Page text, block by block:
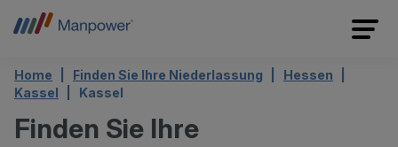
Home Finden Sie Ihre Niederlassung
Hessen
Kassel
Kassel
Finden Sie Ihre